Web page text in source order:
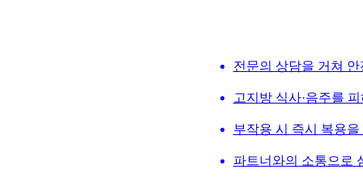
전문의 상담을 거쳐
고지방 식사·음주를
부작용 시 즉시 복용
파트너와의 소통으로